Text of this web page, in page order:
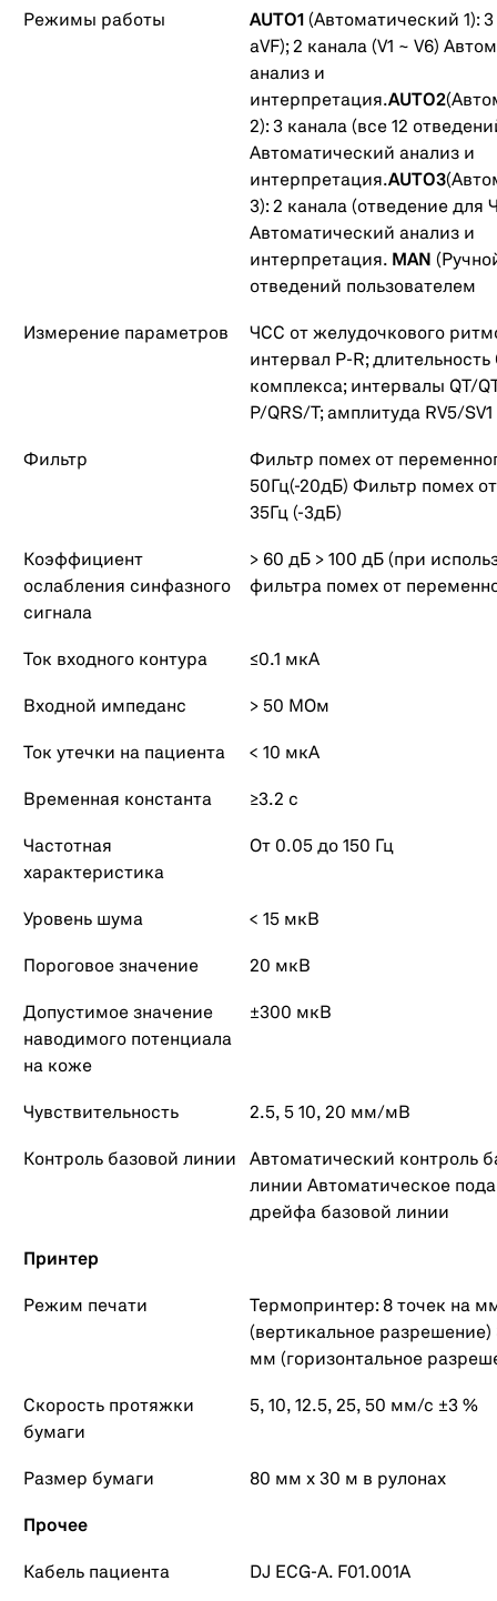
Режимы работы AUTO1 (Автоматический 1):
aVF); 2 канала (V1 ~ V6)
анализ и
интерпретация.AUTO2
2): 3 канала (все 12
Автоматический анализ и
интерпретация.AUTO3
3): 2 канала (отведение для
Автоматический анализ и
интерпретация. MAN
отведений пользователем
Измерение параметров
ЧСС от желудочкового
интервал P-R; длительность
комплекса; интервалы QT/
P/QRS/T; амплитуда RV5/SV1
Фильтр
Фильтр помех от
50Гц(-20дБ) Фильтр помех
35Гц (-3дБ)
Коэффициент
ослабления синфазного
сигнала
> 60 дБ > 100 дБ (при
фильтра помех от
Ток входного контура ≤0.1 мкА
Входной импеданс > 50 МОм
Ток утечки на пациента < 10 мкА
Временная константа ≥3.2 с
Частотная
характеристика
От 0.05 до 150 Гц
Уровень шума < 15 мкВ
Пороговое значение 20 мкВ
Допустимое значение
наводимого потенциала
на коже
±300 мкВ
Чувствительность 2.5, 5 10, 20 мм/мВ
Контроль базовой линии
Автоматический контроль
линии Автоматическое
дрейфа базовой линии
Принтер
Режим печати
Термопринтер: 8 точек на
(вертикальное разрешение)
мм (горизонтальное
Скорость протяжки
бумаги
5, 10, 12.5, 25, 50 мм/с ±3 %
Размер бумаги 80 мм x 30 м в рулонах
Прочее
Кабель пациента DJ ECG-A. F01.001A